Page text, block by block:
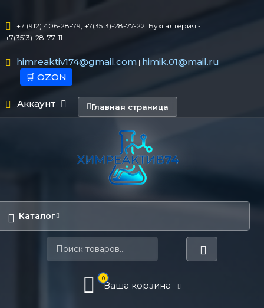
+7 (912) 406-28-79, +7(3513)-28-77-22. Бухгалтерия -
+7(3513)-28-77-11
himreaktiv174@gmail.com| himik.01@mail.ru
🛒 OZON
Аккаунт Главная страница
Каталог
0
Ваша корзина